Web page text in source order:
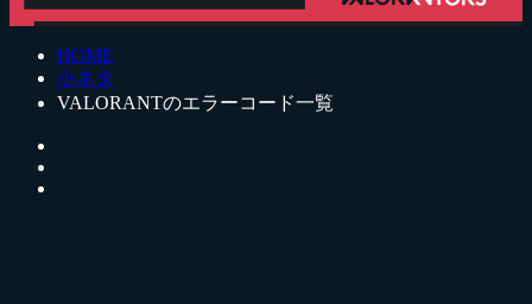
HOME
小ネタ
VALORANTのエラーコード一覧